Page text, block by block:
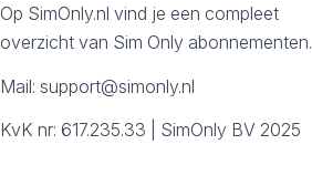
Op SimOnly.nl vind je een compleet
overzicht van Sim Only abonnementen.
Mail:support@simonly.nl
KvK nr: 617.235.33 | SimOnly BV 2025